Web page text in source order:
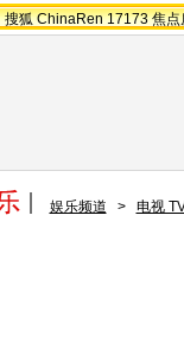
搜狐 ChinaRen 17173 焦点
娱乐频道 > 电视